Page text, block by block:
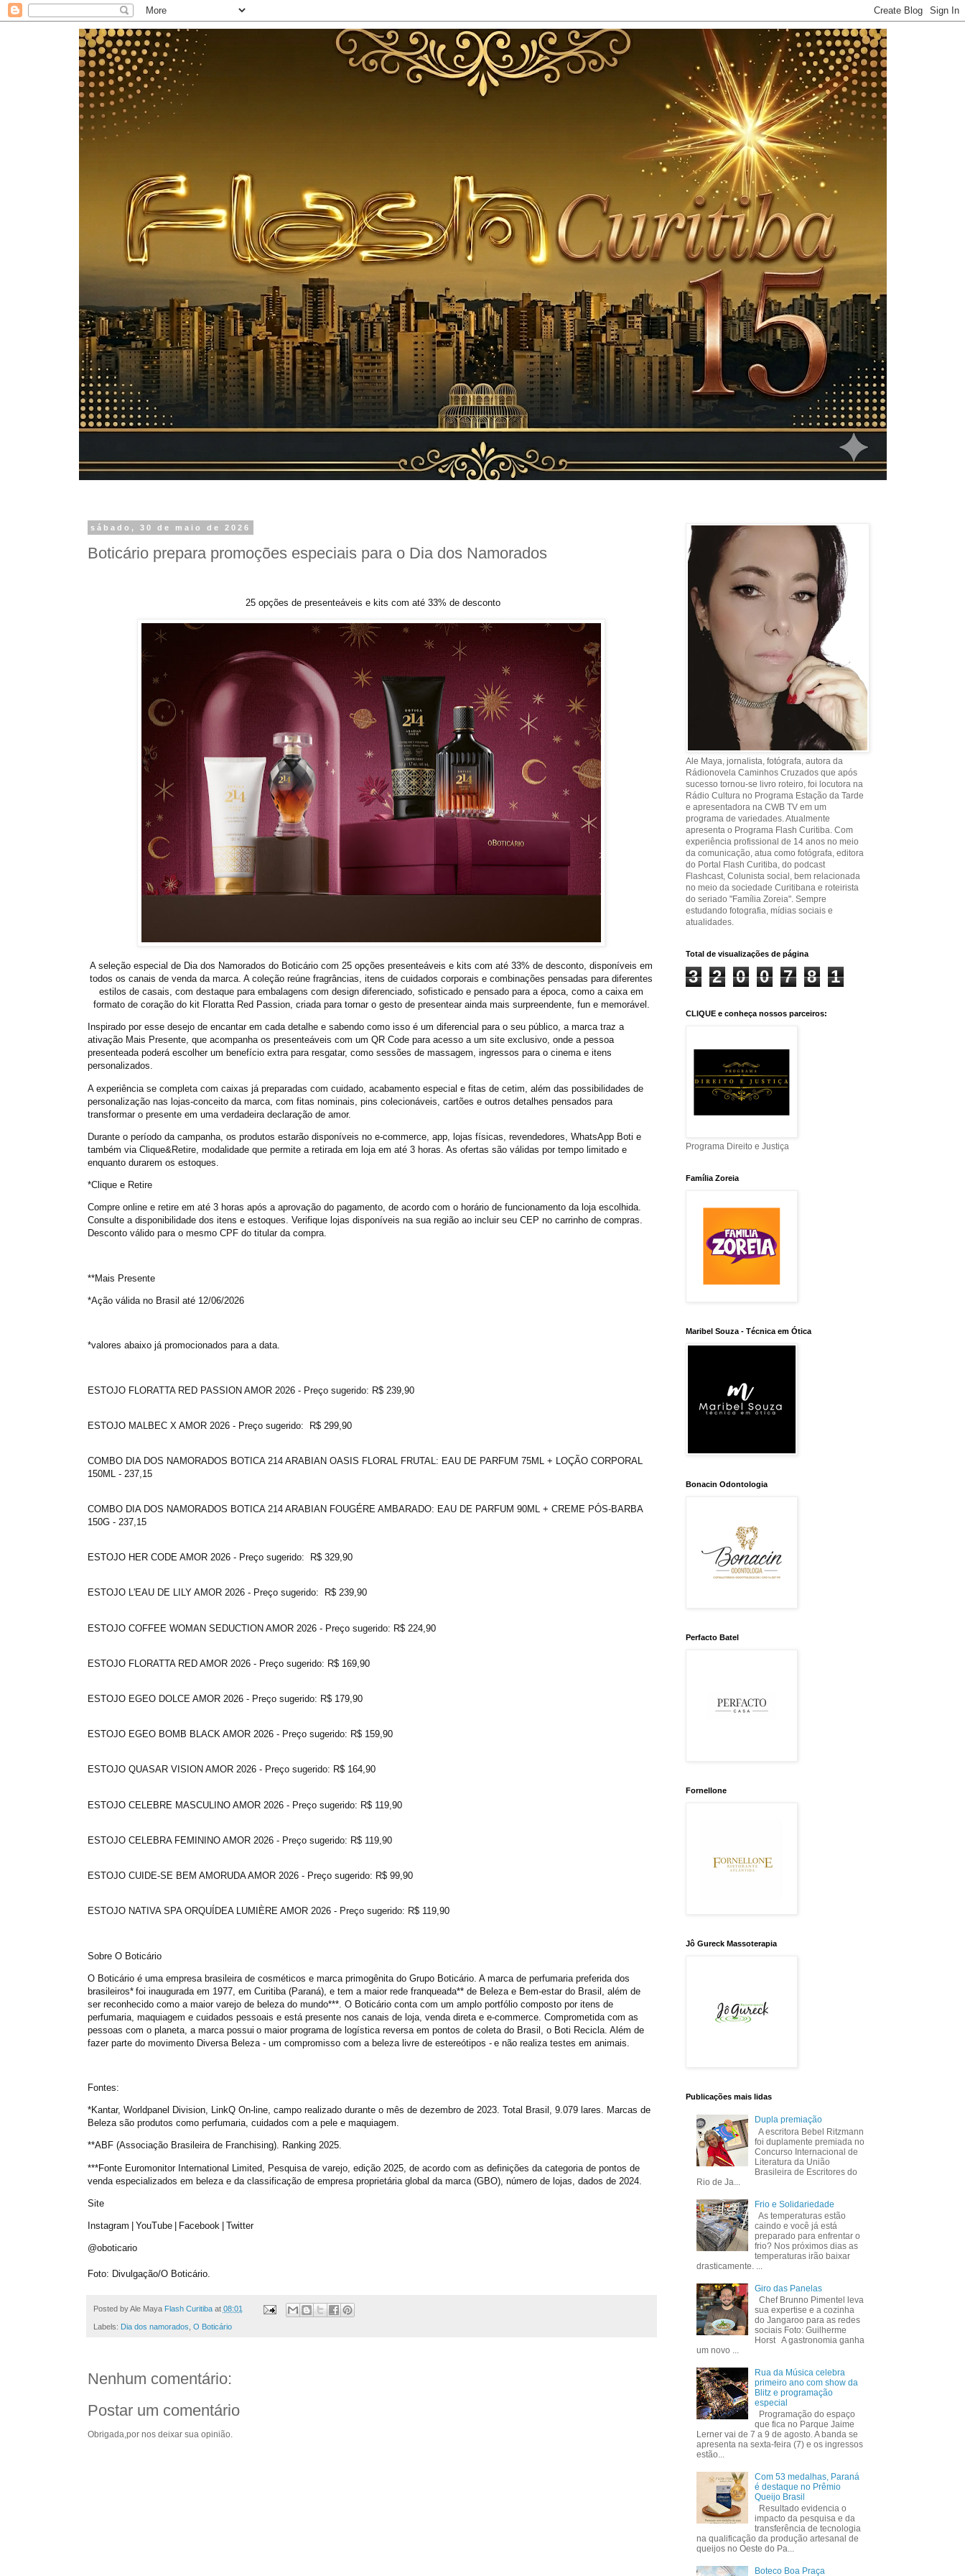
sábado, 30 de maio de 2026
Boticário prepara promoções especiais para o Dia dos Namorados
25 opções de presenteáveis e kits com até 33% de desconto
A seleção especial de Dia dos Namorados do Boticário com 25 opções presenteáveis e kits com até 33% de desconto, disponíveis em
todos os canais de venda da marca. A coleção reúne fragrâncias, itens de cuidados corporais e combinações pensadas para diferentes
estilos de casais, com destaque para embalagens com design diferenciado, sofisticado e pensado para a época, como a caixa em
formato de coração do kit Floratta Red Passion, criada para tornar o gesto de presentear ainda mais surpreendente, fun e memorável.
Inspirado por esse desejo de encantar em cada detalhe e sabendo como isso é um diferencial para o seu público, a marca traz a
ativação Mais Presente, que acompanha os presenteáveis com um QR Code para acesso a um site exclusivo, onde a pessoa
presenteada poderá escolher um benefício extra para resgatar, como sessões de massagem, ingressos para o cinema e itens
personalizados.
A experiência se completa com caixas já preparadas com cuidado, acabamento especial e fitas de cetim, além das possibilidades de
personalização nas lojas-conceito da marca, com fitas nominais, pins colecionáveis, cartões e outros detalhes pensados para
transformar o presente em uma verdadeira declaração de amor.
Durante o período da campanha, os produtos estarão disponíveis no e-commerce, app, lojas físicas, revendedores, WhatsApp Boti e
também via Clique&Retire, modalidade que permite a retirada em loja em até 3 horas. As ofertas são válidas por tempo limitado e
enquanto durarem os estoques.
*Clique e Retire
Compre online e retire em até 3 horas após a aprovação do pagamento, de acordo com o horário de funcionamento da loja escolhida.
Consulte a disponibilidade dos itens e estoques. Verifique lojas disponíveis na sua região ao incluir seu CEP no carrinho de compras.
Desconto válido para o mesmo CPF do titular da compra.
**Mais Presente
*Ação válida no Brasil até 12/06/2026
*valores abaixo já promocionados para a data.
ESTOJO FLORATTA RED PASSION AMOR 2026 - Preço sugerido: R$ 239,90
ESTOJO MALBEC X AMOR 2026 - Preço sugerido: R$ 299,90
COMBO DIA DOS NAMORADOS BOTICA 214 ARABIAN OASIS FLORAL FRUTAL: EAU DE PARFUM 75ML + LOÇÃO CORPORAL
150ML - 237,15
COMBO DIA DOS NAMORADOS BOTICA 214 ARABIAN FOUGÉRE AMBARADO: EAU DE PARFUM 90ML + CREME PÓS-BARBA
150G - 237,15
ESTOJO HER CODE AMOR 2026 - Preço sugerido: R$ 329,90
ESTOJO L'EAU DE LILY AMOR 2026 - Preço sugerido: R$ 239,90
ESTOJO COFFEE WOMAN SEDUCTION AMOR 2026 - Preço sugerido: R$ 224,90
ESTOJO FLORATTA RED AMOR 2026 - Preço sugerido: R$ 169,90
ESTOJO EGEO DOLCE AMOR 2026 - Preço sugerido: R$ 179,90
ESTOJO EGEO BOMB BLACK AMOR 2026 - Preço sugerido: R$ 159,90
ESTOJO QUASAR VISION AMOR 2026 - Preço sugerido: R$ 164,90
ESTOJO CELEBRE MASCULINO AMOR 2026 - Preço sugerido: R$ 119,90
ESTOJO CELEBRA FEMININO AMOR 2026 - Preço sugerido: R$ 119,90
ESTOJO CUIDE-SE BEM AMORUDA AMOR 2026 - Preço sugerido: R$ 99,90
ESTOJO NATIVA SPA ORQUÍDEA LUMIÈRE AMOR 2026 - Preço sugerido: R$ 119,90
Sobre O Boticário
O Boticário é uma empresa brasileira de cosméticos e marca primogênita do Grupo Boticário. A marca de perfumaria preferida dos
brasileiros* foi inaugurada em 1977, em Curitiba (Paraná), e tem a maior rede franqueada** de Beleza e Bem-estar do Brasil, além de
ser reconhecido como a maior varejo de beleza do mundo***. O Boticário conta com um amplo portfólio composto por itens de
perfumaria, maquiagem e cuidados pessoais e está presente nos canais de loja, venda direta e e-commerce. Comprometida com as
pessoas com o planeta, a marca possui o maior programa de logística reversa em pontos de coleta do Brasil, o Boti Recicla. Além de
fazer parte do movimento Diversa Beleza - um compromisso com a beleza livre de estereótipos - e não realiza testes em animais.
Fontes:
*Kantar, Worldpanel Division, LinkQ On-line, campo realizado durante o mês de dezembro de 2023. Total Brasil, 9.079 lares. Marcas de
Beleza são produtos como perfumaria, cuidados com a pele e maquiagem.
**ABF (Associação Brasileira de Franchising). Ranking 2025.
***Fonte Euromonitor International Limited, Pesquisa de varejo, edição 2025, de acordo com as definições da categoria de pontos de
venda especializados em beleza e da classificação de empresa proprietária global da marca (GBO), número de lojas, dados de 2024.
Site
Instagram | YouTube | Facebook | Twitter
@oboticario
Foto: Divulgação/O Boticário.
Posted by Ale Maya Flash Curitiba at 08:01
Labels: Dia dos namorados O Boticário
Nenhum comentário:
Postar um comentário
Obrigada,por nos deixar sua opinião.
Ale Maya, jornalista, fotógrafa, autora da
Rádionovela Caminhos Cruzados que após
sucesso tornou-se livro roteiro, foi locutora na
Rádio Cultura no Programa Estação da Tarde
e apresentadora na CWB TV em um
programa de variedades. Atualmente
apresenta o Programa Flash Curitiba. Com
experiência profissional de 14 anos no meio
da comunicação, atua como fotógrafa, editora
do Portal Flash Curitiba, do podcast
Flashcast, Colunista social, bem relacionada
no meio da sociedade Curitibana e roteirista
do seriado "Família Zoreia". Sempre
estudando fotografia, mídias sociais e
atualidades.
Total de visualizações de página
3 2 0 0 7 8 1
CLIQUE e conheça nossos parceiros:
Programa Direito e Justiça
Família Zoreia
Maribel Souza - Técnica em Ótica
Bonacin Odontologia
Perfacto Batel
Fornellone
Jô Gureck Massoterapia
Publicações mais lidas
Dupla premiação
A escritora Bebel Ritzmann
foi duplamente premiada no
Concurso Internacional de
Literatura da União
Brasileira de Escritores do
Rio de Ja...
Frio e Solidariedade
As temperaturas estão
caindo e você já está
preparado para enfrentar o
frio? Nos próximos dias as
temperaturas irão baixar
drasticamente. ...
Giro das Panelas
Chef Brunno Pimentel leva
sua expertise e a cozinha
do Jangaroo para as redes
sociais Foto: Guilherme
Horst A gastronomia ganha
um novo ...
Rua da Música celebra
primeiro ano com show da
Blitz e programação
especial
Programação do espaço
que fica no Parque Jaime
Lerner vai de 7 a 9 de agosto. A banda se
apresenta na sexta-feira (7) e os ingressos
estão...
Com 53 medalhas, Paraná
é destaque no Prêmio
Queijo Brasil
Resultado evidencia o
impacto da pesquisa e da
transferência de tecnologia
na qualificação da produção artesanal de
queijos no Oeste do Pa...
Boteco Boa Praça